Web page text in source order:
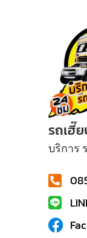
รถเฮี๊
บริการ